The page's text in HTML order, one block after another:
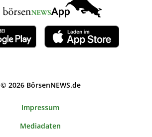
© 2026 BörsenNEWS.de
Impressum
Mediadaten